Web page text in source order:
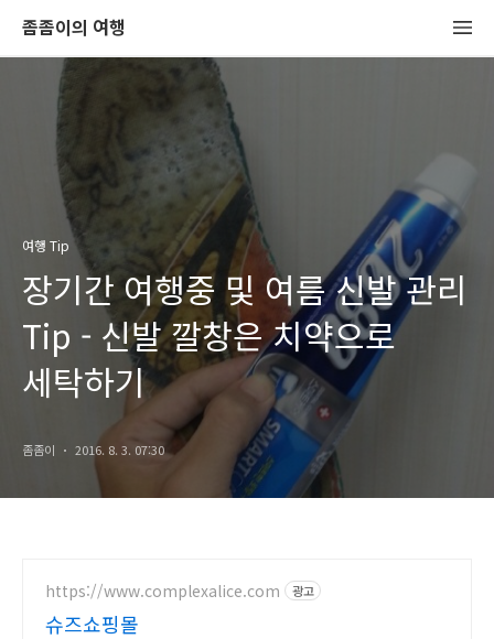
좀좀이의 여행
여행 Tip
장기간 여행중 및 여름 신발 관리
Tip - 신발 깔창은 치약으로
세탁하기
좀좀이 2016. 8. 3. 07:30
https://www.complexalice.com 광고
슈즈쇼핑몰